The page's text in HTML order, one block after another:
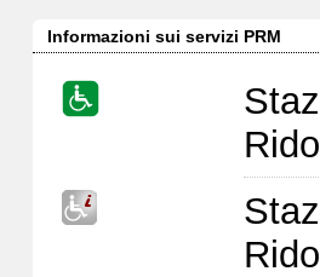
Informazioni sui servizi PRM